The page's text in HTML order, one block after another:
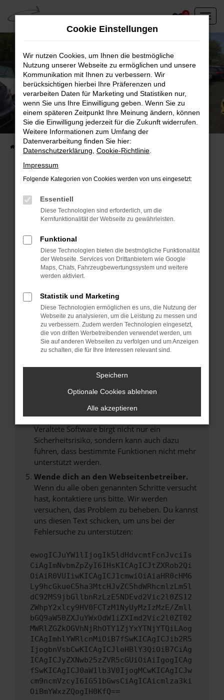
Zum
Hauptinhalt
springen
0
Unser Fahrzeugbestand vor Ort
Entdecken Sie unsere sofort verfügbaren
Fahrzeugangebote
Fehler: Network Error
Beim Laden ist ein Fehler aufgetreten.
Hier sind ein paar Tipps, die dir helfen können:
Überprüfe deine Firewall und deine
Internetverbindung.
Laden andere Webseiten, zum Beispiel deine
Suchmaschine?
Manche Erweiterungen, wie Werbeblocker,
können das Laden bestimmter Seiten
verhindern. Funktioniert die Seite in einem
anderen Browser oder in einem privaten
Fenster?
Das kann manchmal helfen, vorübergehende
Probleme zu beheben.
Stelle sicher, dass dein Browser und dein
Betriebssystem auf dem neuesten Stand
sind.
Veraltete Software birgt nicht nur ein
Sicherheitsrisiko, sondern kann auch dazu
führen, dass bestimmte Funktionen nicht mehr
unterstützt werden.
Wende dich an den Webseitenbetreiber.
Wenn du alle oben genannten Schritte versucht
hast, kontaktiere uns bitte. Wir werden
versuchen, das Problem zu beheben. Du kannst
uns diesen Text schicken, um uns bei der
Fehlersuche zu unterstützen:
ewogICJuYW1lIjogIk5ldHdvcmtFcnJvciIs
CiAgImNvbmZpZyI6IHsKICAgICJtZXRob2Qi
OiAiR0VUIiwKICAgICJ1cmwiOiAiaHR0cHM6
Ly9hcGkueC5ha3MtcHJvZC5hdWRhcmlzLm5l
dC92MS9jbGllbnRzLzE5NDEvd2Vic2l0ZS12
ZWhpY2xlcy9HV0FCTzM1NyUyMzIzMzE/Zmll
bGQ9aW50ZXJuYWxOdW1iZXImd2Vic2l0ZT02
MWRlZGZkOGVhNjRhOTY1ZjYxYTNjYTQiLAog
ICAgImhlYWRlcnMiOiB7fSwKICAgICJib2R5
IjogbnVsbCwKICAgICJleHBlY3QiOiB7CiAg
ICAgICJyZXNwb25zZVR5cGUiOiAiIgogICAg
fSwKICAgICJ0aW1lb3V0IjogMCwKICAgICJw
cm9ncmVzcyI6IG51bGwsCiAgICAicmlza3ki
OiBmYWxzZQogIH0KfQ==
Cookie Einstellungen
Wir nutzen Cookies, um Ihnen die bestmögliche
Nutzung unserer Webseite zu ermöglichen und unsere
Kommunikation mit Ihnen zu verbessern. Wir
berücksichtigen hierbei Ihre Präferenzen und
verarbeiten Daten für Marketing und Statistiken nur,
wenn Sie uns Ihre Einwilligung geben. Wenn Sie zu
einem späteren Zeitpunkt Ihre Meinung ändern, können
Sie die Einwilligung jederzeit für die Zukunft widerrufen.
Weitere Informationen zum Umfang der
Datenverarbeitung finden Sie hier:
Datenschutzerklärung Cookie-Richtlinie
Impressum
Folgende Kategorien von Cookies werden von uns eingesetzt:
Essentiell
Diese Technologien sind erforderlich, um die
Kernfunktionalität der Webseite zu gewährleisten.
Funktional
Diese Technologien bieten die bestmögliche Funktionalität
der Webseite. Services von Drittanbietern wie Google
Maps, Chats, Fahrzeugbewertungssystem und weitere
werden aktiviert.
Statistik und Marketing
Diese Technologien ermöglichen es uns, die Nutzung der
Webseite zu analysieren, um die Leistung zu messen und
zu verbessern. Zudem werden Technologien eingesetzt,
die von dritten Werbetreibenden verwendet werden, um
Sie auf anderen Webseiten zu verfolgen und um Anzeigen
zu schalten, die für Ihre Interessen relevant sind.
Speichern
Optionale Cookies ablehnen
Alle akzeptieren